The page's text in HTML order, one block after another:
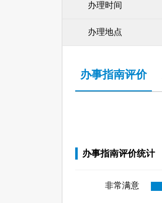
办理时间
办理地点
办事指南评价
办事指南评价统计
非常满意